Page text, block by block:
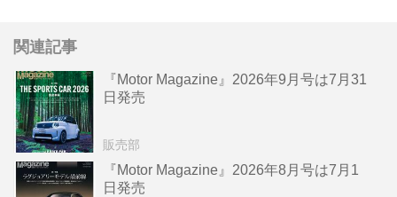
関連記事
『Motor Magazine』2026年9月号は7月31
日発売
販売部
『Motor Magazine』2026年8月号は7月1
日発売